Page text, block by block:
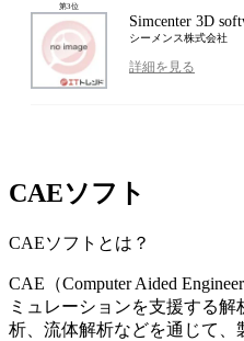
第3位
Simcenter 3D
シーメンス株式会社
詳細を見る
CAEソフト
CAEソフト とは？
CAE（Computer Aided
ミュレーションを支援する
析、流体解析などを通じて、